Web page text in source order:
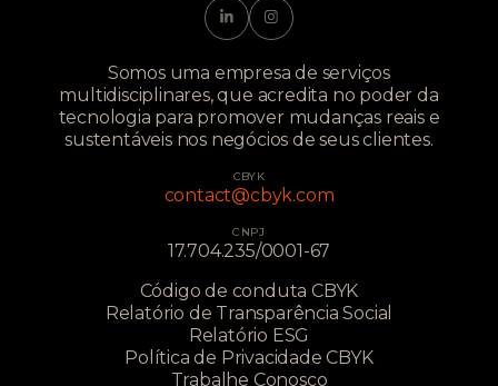
Somos uma empresa de serviços
multidisciplinares, que acredita no poder da
tecnologia para promover mudanças reais e
sustentáveis nos negócios de seus clientes.
CBYK
contact@cbyk.com
CNPJ
17.704.235/0001-67
Código de conduta CBYK
Relatório de Transparência Social
Relatório ESG
Política de Privacidade CBYK
Trabalhe Conosco